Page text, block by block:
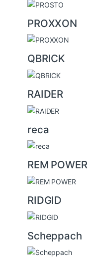
PROXXON
QBRICK
RAIDER
reca
REM POWER
RIDGID
Scheppach